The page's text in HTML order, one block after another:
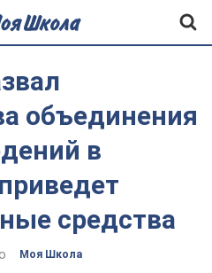
объединения
в
средства
Моя Школа